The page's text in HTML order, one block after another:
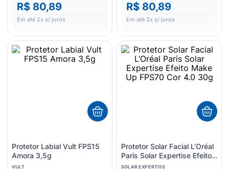
R$ 80,89
Em até 2x s/ juros
R$ 80,89
Em até 2x s/ juros
Protetor Labial Vult FPS15
Amora 3,5g
VULT
Protetor Solar Facial L’Oréal
Paris Solar Expertise Efeito
Make Up FPS70 Cor 4.0
SOLAR EXPERTISE